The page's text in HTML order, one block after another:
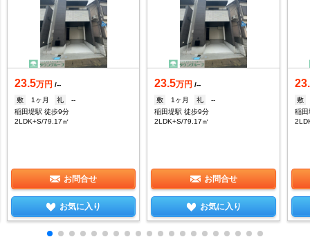
23.5万円 /--
敷
1ヶ月 礼
--
稲田堤駅 徒歩9分
2LDK+S/79.17㎡
お問合せ
お気に入り
23.5万円 /--
敷
1ヶ月 礼
--
稲田堤駅 徒歩9分
2LDK+S/79.17㎡
お問合せ
お気に入り
敷
稲田